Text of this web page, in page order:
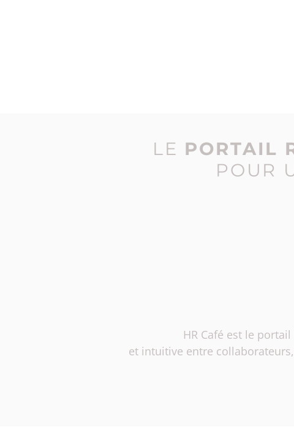
LE PORTAIL
POUR
HR Café est le
et intuitive entre